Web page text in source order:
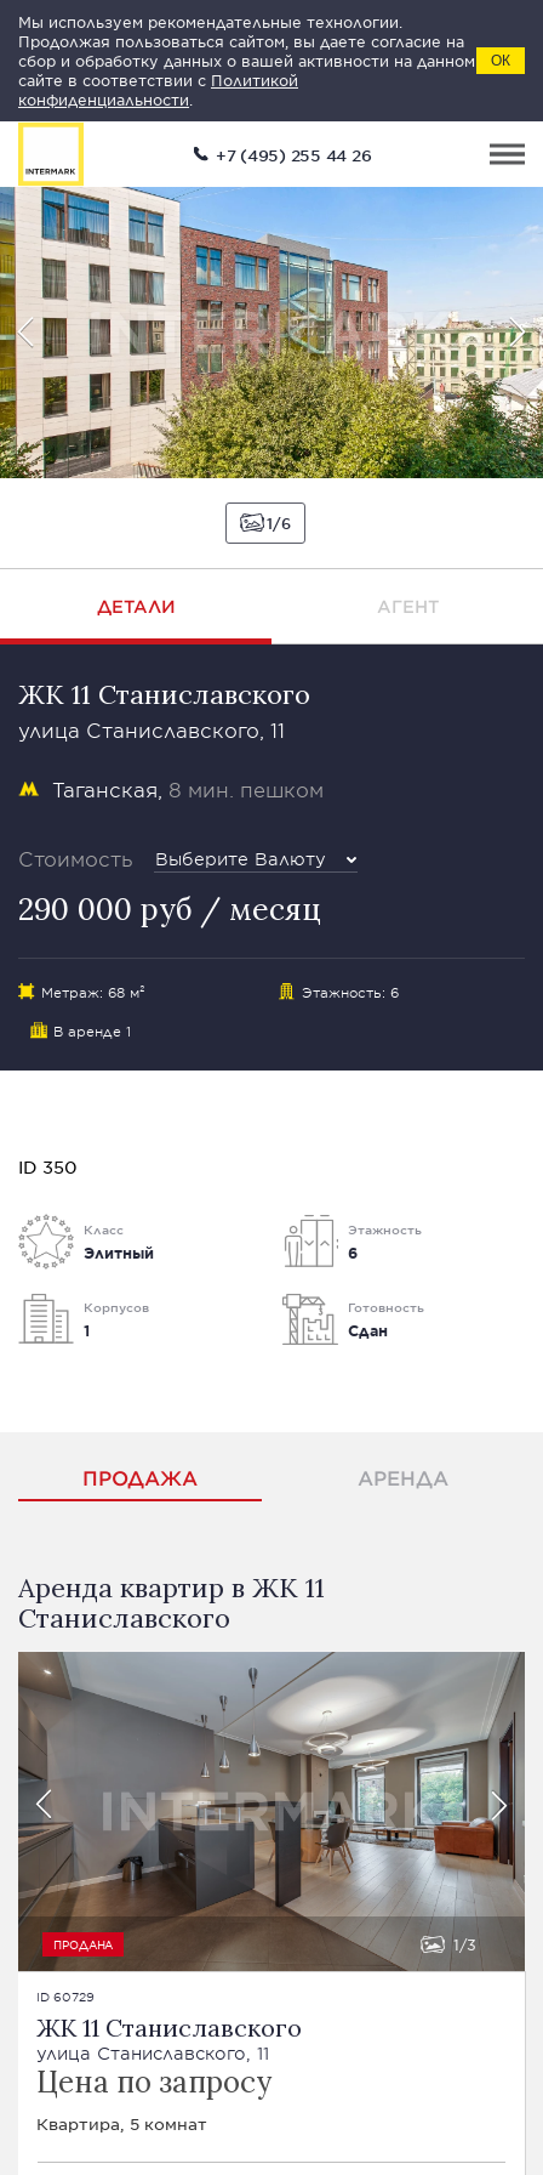
Мы используем рекомендательные технологии.
Продолжая пользоваться сайтом, вы даете согласие на
сбор и обработку данных о вашей активности на данном
сайте в соответствии с Политикой
конфиденциальности
ОК
+7 (495) 255 44 26
1 6
ДЕТАЛИ АГЕНТ
ЖК 11 Станиславского
улица Станиславского, 11
Таганская 8 мин. пешком
Стоимость Выберите Валюту
290 000 руб / месяц
Метраж: 68 м² Этажность: 6
В аренде 1
ID 350
Класс
Элитный
Этажность
6
Корпусов
1
Готовность
Сдан
ПРОДАЖА АРЕНДА
Аренда квартир в ЖК 11
Станиславского
ПРОДАНА 1 3
ID 60729
ЖК 11 Станиславского
улица Станиславского, 11
Цена по запросу
Квартира, 5 комнат